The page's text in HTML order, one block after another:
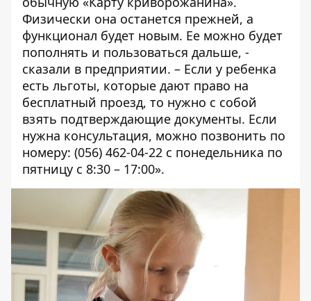
Физически она останется прежней, а
функционал будет новым. Ее можно будет
пополнять и пользоваться дальше, -
сказали в предприятии. – Если у ребенка
есть льготы, которые дают право на
бесплатный проезд, то нужно с собой
взять подтверждающие документы. Если
нужна консультация, можно позвонить по
номеру: (056) 462-04-22 с понедельника по
пятницу с 8:30 – 17:00».